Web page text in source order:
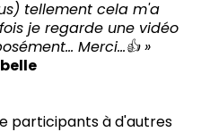
tellement cela m'a
je regarde une vidéo
Merci...👍 »
participants à d'autres